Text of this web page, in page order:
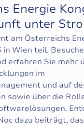
s Energie Kon
nft unter Stro
am Österreichs
in Wien teil.
erfahren Sie mehr
im
und auf
sowie über die
dazu beiträgt,